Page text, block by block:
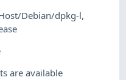
Debian/dpkg-l,
are available